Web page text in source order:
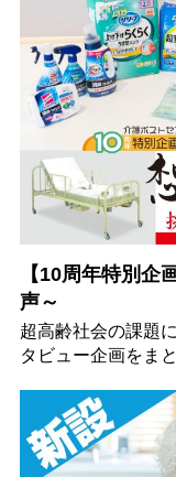
【10周年特別企
声～
超高齢社会の課題
タビュー企画をま